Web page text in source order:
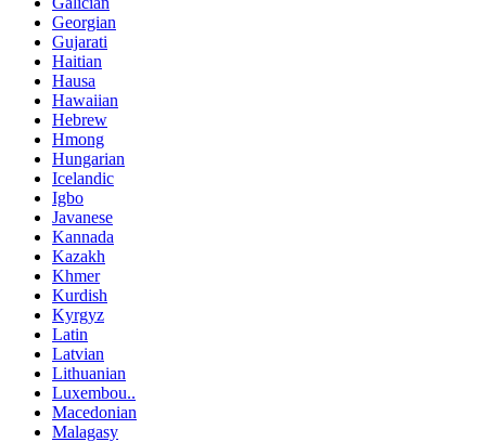
Georgian
Gujarati
Haitian
Hausa
Hawaiian
Hebrew
Hmong
Hungarian
Icelandic
Igbo
Javanese
Kannada
Kazakh
Khmer
Kurdish
Kyrgyz
Latin
Latvian
Lithuanian
Luxembou..
Macedonian
Malagasy